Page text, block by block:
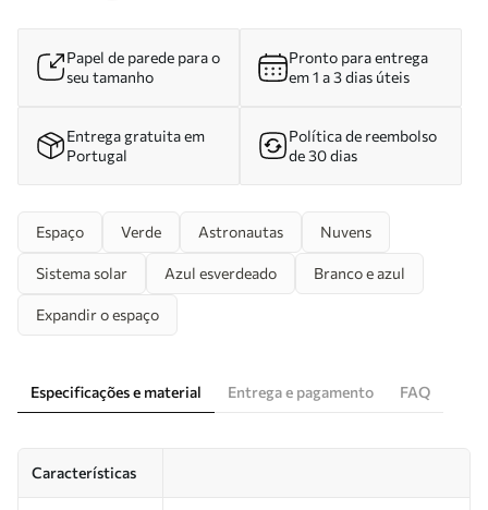
Papel de parede para o
seu tamanho
Pronto para entrega
em 1 a 3 dias úteis
Entrega gratuita em
Portugal
Política de reembolso
de 30 dias
Espaço Verde Astronautas Nuvens
Sistema solar Azul esverdeado Branco e azul
Expandir o espaço
Especificações e material Entrega e pagamento FAQ
Características